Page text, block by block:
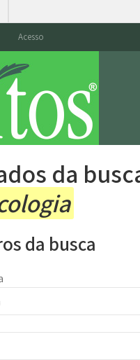
Acesso
da
da busca